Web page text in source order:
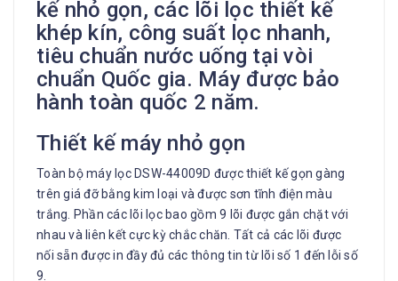
kế nhỏ gọn, các lõi lọc thiết kế
khép kín, công suất lọc nhanh,
tiêu chuẩn nước uống tại vòi
chuẩn Quốc gia. Máy được bảo
hành toàn quốc 2 năm.
Thiết kế máy nhỏ gọn
Toàn bộ máy lọc DSW-44009D được thiết kế gọn gàng
trên giá đỡ bằng kim loại và được sơn tĩnh điện màu
trắng. Phần các lõi lọc bao gồm 9 lõi được gắn chặt với
nhau và liên kết cực kỳ chắc chăn. Tất cả các lõi được
nối sẵn được in đầy đủ các thông tin từ lõi số 1 đến lỗi số
9.